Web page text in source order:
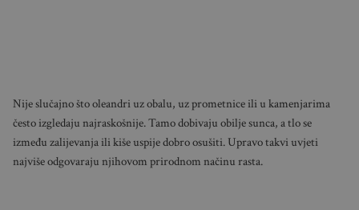
Nije slučajno što oleandri uz obalu, uz prometnice ili u kamenjarima
često izgledaju najraskošnije. Tamo dobivaju obilje sunca, a tlo se
između zalijevanja ili kiše uspije dobro osušiti. Upravo takvi uvjeti
najviše odgovaraju njihovom prirodnom načinu rasta.